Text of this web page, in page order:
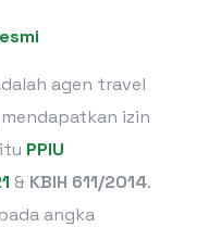
agen travel
izin
PPIU
& KBIH 611/2014.
angka